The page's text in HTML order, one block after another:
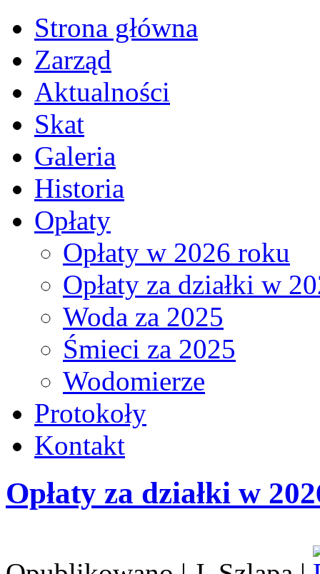
Strona główna
Zarząd
Aktualności
Skat
Galeria
Historia
Opłaty
Opłaty w 2026 roku
Opłaty za działki w
Woda za 2025
Śmieci za 2025
Wodomierze
Protokoły
Kontakt
Opłaty za działki w